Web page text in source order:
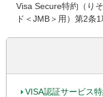
Visa Secure特約（り
ド＜JMB＞用）第2条1
VISA認証サービス